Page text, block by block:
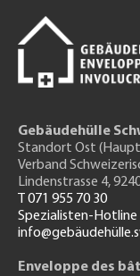
Gebäudehülle
Standort Ost
Verband
Lindenstrasse 4,
T 071 955 70 30
Spezialisten-Hotline
Enveloppe des